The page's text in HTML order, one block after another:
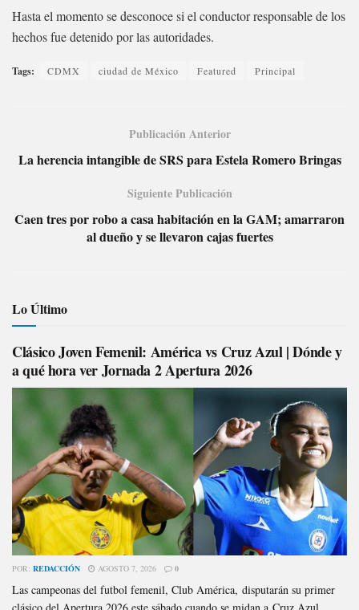
Hasta el momento se desconoce si el conductor responsable de los
hechos fue detenido por las autoridades.
Tags: CDMX ciudad de México Featured Principal
Publicación Anterior
La herencia intangible de SRS para Estela Romero Bringas
Siguiente Publicación
Caen tres por robo a casa habitación en la GAM; amarraron
al dueño y se llevaron cajas fuertes
Lo Último
Clásico Joven Femenil: América vs Cruz Azul | Dónde y
a qué hora ver Jornada 2 Apertura 2026
POR: REDACCIÓN AGOSTO 7, 2026 0
Las campeonas del futbol femenil, Club América, disputarán su primer